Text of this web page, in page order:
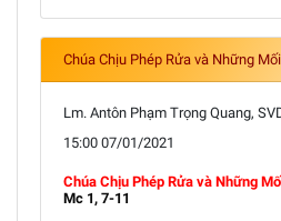
Chúa Chịu Phép Rửa và Những
Lm. Antôn Phạm Trọng Quang,
15:00 07/01/2021
Chúa Chịu Phép Rửa và Những
Mc 1, 7-11